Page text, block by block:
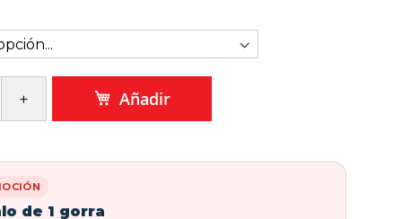
Añadir
de 1 gorra